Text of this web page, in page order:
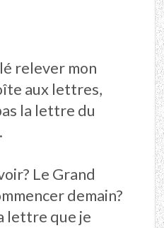
relever mon
aux lettres,
la lettre du
Le Grand
demain?
lettre que je